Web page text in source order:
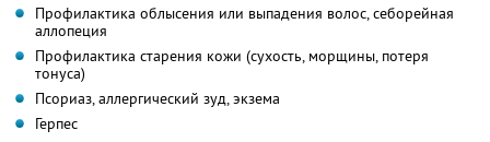
Профилактика облысения или выпадения волос, себорейная
аллопеция
Профилактика старения кожи (сухость, морщины, потеря
тонуса)
Псориаз, аллергический зуд, экзема
Герпес